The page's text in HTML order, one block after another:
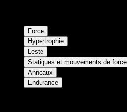
Force
Hypertrophie
Lesté
Statiques et mouvements de force
Anneaux
Endurance